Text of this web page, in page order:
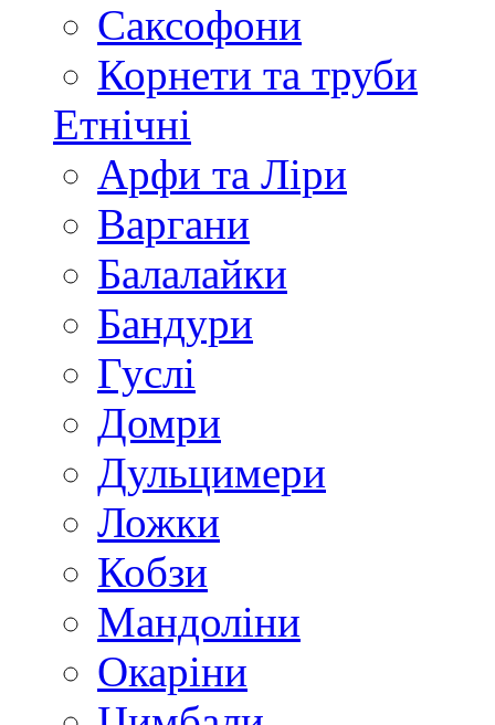
Саксофони
Корнети та труби
Етнічні
Арфи та Ліри
Варгани
Балалайки
Бандури
Гуслі
Домри
Дульцимери
Ложки
Кобзи
Мандоліни
Окаріни